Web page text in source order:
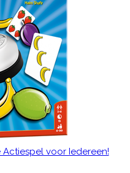
voor Iedereen!